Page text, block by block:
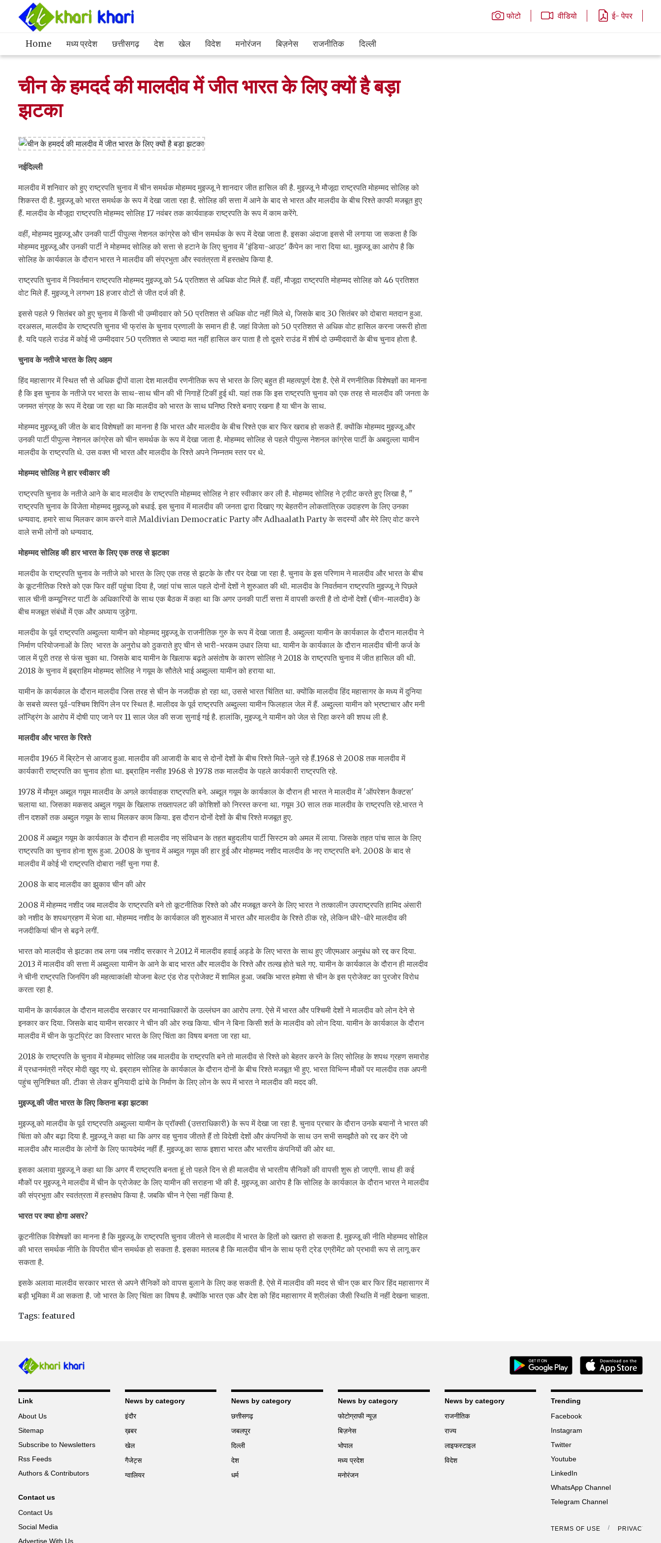
फोटो वीडियो ई- पेपर
Home मध्य प्रदेश छत्तीसगढ़ देश खेल विदेश मनोरंजन बिज़नेस राजनीतिक दिल्ली
चीन के हमदर्द की मालदीव में जीत भारत के लिए क्यों है बड़ा
झटका
नईदिल्ली
मालदीव में शनिवार को हुए राष्ट्रपति चुनाव में चीन समर्थक मोहम्मद मुइज्जू ने शानदार जीत हासिल की है. मुइज्जू ने मौजूदा राष्ट्रपति मोहम्मद सोलिह को
शिकस्त दी है. मुइज्जू को भारत समर्थक के रूप में देखा जाता रहा है. सोलिह की सत्ता में आने के बाद से भारत और मालदीव के बीच रिश्ते काफी मजबूत हुए
हैं. मालदीव के मौजूदा राष्ट्रपति मोहम्मद सोलिह 17 नवंबर तक कार्यवाहक राष्ट्रपति के रूप में काम करेंगे.
वहीं, मोहम्मद मुइज्जू और उनकी पार्टी पीपुल्स नेशनल कांग्रेस को चीन समर्थक के रूप में देखा जाता है. इसका अंदाजा इससे भी लगाया जा सकता है कि
मोहम्मद मुइज्जू और उनकी पार्टी ने मोहम्मद सोलिह को सत्ता से हटाने के लिए चुनाव में 'इंडिया-आउट' कैंपेन का नारा दिया था. मुइज्जू का आरोप है कि
सोलिह के कार्यकाल के दौरान भारत ने मालदीव की संप्रभुता और स्वतंत्रता में हस्तक्षेप किया है.
राष्ट्रपति चुनाव में निवर्तमान राष्ट्रपति मोहम्मद मुइज्जू को 54 प्रतिशत से अधिक वोट मिले हैं. वहीं, मौजूदा राष्ट्रपति मोहम्मद सोलिह को 46 प्रतिशत
वोट मिले हैं. मुइज्जू ने लगभग 18 हजार वोटों से जीत दर्ज की है.
इससे पहले 9 सितंबर को हुए चुनाव में किसी भी उम्मीदवार को 50 प्रतिशत से अधिक वोट नहीं मिले थे, जिसके बाद 30 सितंबर को दोबारा मतदान हुआ.
दरअसल, मालदीव के राष्ट्रपति चुनाव भी फ्रांस के चुनाव प्रणाली के समान ही है. जहां विजेता को 50 प्रतिशत से अधिक वोट हासिल करना जरूरी होता
है. यदि पहले राउंड में कोई भी उम्मीदवार 50 प्रतिशत से ज्यादा मत नहीं हासिल कर पाता है तो दूसरे राउंड में शीर्ष दो उम्मीदवारों के बीच चुनाव होता है.
चुनाव के नतीजे भारत के लिए अहम
हिंद महासागर में स्थित सौ से अधिक द्वीपों वाला देश मालदीव रणनीतिक रूप से भारत के लिए बहुत ही महत्वपूर्ण देश है. ऐसे में रणनीतिक विशेषज्ञों का मानना
है कि इस चुनाव के नतीजे पर भारत के साथ-साथ चीन की भी निगाहें टिकीं हुई थी. यहां तक कि इस राष्ट्रपति चुनाव को एक तरह से मालदीव की जनता के
जनमत संग्रह के रूप में देखा जा रहा था कि मालदीव को भारत के साथ घनिष्ठ रिश्ते बनाए रखना है या चीन के साथ.
मोहम्मद मुइज्जू की जीत के बाद विशेषज्ञों का मानना है कि भारत और मालदीव के बीच रिश्ते एक बार फिर खराब हो सकते हैं. क्योंकि मोहम्मद मुइज्जू और
उनकी पार्टी पीपुल्स नेशनल कांग्रेस को चीन समर्थक के रूप में देखा जाता है. मोहम्मद सोलिह से पहले पीपुल्स नेशनल कांग्रेस पार्टी के अबदुल्ला यामीन
मालदीव के राष्ट्रपति थे. उस वक्त भी भारत और मालदीव के रिश्ते अपने निम्नतम स्तर पर थे.
मोहम्मद सोलिह ने हार स्वीकार की
राष्ट्रपति चुनाव के नतीजे आने के बाद मालदीव के राष्ट्रपति मोहम्मद सोलिह ने हार स्वीकार कर ली है. मोहम्मद सोलिह ने ट्वीट करते हुए लिखा है, "
राष्ट्रपति चुनाव के विजेता मोहम्मद मुइज्जू को बधाई. इस चुनाव में मालदीव की जनता द्वारा दिखाए गए बेहतरीन लोकतांत्रिक उदाहरण के लिए उनका
धन्यवाद. हमारे साथ मिलकर काम करने वाले Maldivian Democratic Party और Adhaalath Party के सदस्यों और मेरे लिए वोट करने
वाले सभी लोगों को धन्यवाद.
मोहम्मद सोलिह की हार भारत के लिए एक तरह से झटका
मालदीव के राष्ट्रपति चुनाव के नतीजे को भारत के लिए एक तरह से झटके के तौर पर देखा जा रहा है. चुनाव के इस परिणाम ने मालदीव और भारत के बीच
के कूटनीतिक रिश्ते को एक फिर वहीं पहुंचा दिया है, जहां पांच साल पहले दोनों देशों ने शुरुआत की थी. मालदीव के निवर्तमान राष्ट्रपति मुइज्जू ने पिछले
साल चीनी कम्यूनिस्ट पार्टी के अधिकारियों के साथ एक बैठक में कहा था कि अगर उनकी पार्टी सत्ता में वापसी करती है तो दोनों देशों (चीन-मालदीव) के
बीच मजबूत संबंधों में एक और अध्याय जुड़ेगा.
मालदीव के पूर्व राष्ट्रपति अब्दुल्ला यामीन को मोहम्मद मुइज्जू के राजनीतिक गुरु के रूप में देखा जाता है. अब्दुल्ला यामीन के कार्यकाल के दौरान मालदीव ने
निर्माण परियोजनाओं के लिए भारत के अनुरोध को ठुकराते हुए चीन से भारी-भरकम उधार लिया था. यामीन के कार्यकाल के दौरान मालदीव चीनी कर्ज के
जाल में पूरी तरह से फंस चुका था. जिसके बाद यामीन के खिलाफ बढ़ते असंतोष के कारण सोलिह ने 2018 के राष्ट्रपति चुनाव में जीत हासिल की थी.
2018 के चुनाव में इब्राहिम मोहम्मद सोलिह ने गयूम के सौतेले भाई अब्दुल्ला यामीन को हराया था.
यामीन के कार्यकाल के दौरान मालदीव जिस तरह से चीन के नजदीक हो रहा था, उससे भारत चिंतित था. क्योंकि मालदीव हिंद महासागर के मध्य में दुनिया
के सबसे व्यस्त पूर्व-पश्चिम शिपिंग लेन पर स्थित है. मालीदव के पूर्व राष्ट्रपति अब्दुल्ला यामीन फिलहाल जेल में हैं. अब्दुल्ला यामीन को भ्रष्टाचार और मनी
लॉन्ड्रिंग के आरोप में दोषी पाए जाने पर 11 साल जेल की सजा सुनाई गई है. हालांकि, मुइज्जू ने यामीन को जेल से रिहा करने की शपथ ली है.
मालदीव और भारत के रिश्ते
मालदीव 1965 में ब्रिटेन से आजाद हुआ. मालदीव की आजादी के बाद से दोनों देशों के बीच रिश्ते मिले-जुले रहे हैं.1968 से 2008 तक मालदीव में
कार्यकारी राष्ट्रपति का चुनाव होता था. इब्राहिम नसीह 1968 से 1978 तक मालदीव के पहले कार्यकारी राष्ट्रपति रहे.
1978 में मौमून अब्दूल गयूम मालदीव के अगले कार्यवाहक राष्ट्रपति बने. अब्दूल गयूम के कार्यकाल के दौरान ही भारत ने मालदीव में 'ऑपरेशन कैक्टस'
चलाया था. जिसका मकसद अब्दुल गयूम के खिलाफ तख्तापलट की कोशिशों को निरस्त करना था. गयूम 30 साल तक मालदीव के राष्ट्रपति रहे.भारत ने
तीन दशकों तक अब्दुल गयूम के साथ मिलकर काम किया. इस दौरान दोनों देशों के बीच रिश्ते मजबूत हुए.
2008 में अब्दूल गयूम के कार्यकाल के दौरान ही मालदीव नए संविधान के तहत बहुदलीय पार्टी सिस्टम को अमल में लाया. जिसके तहत पांच साल के लिए
राष्ट्रपति का चुनाव होना शुरू हुआ. 2008 के चुनाव में अब्दुल गयूम की हार हुई और मोहम्मद नशीद मालदीव के नए राष्ट्रपति बने. 2008 के बाद से
मालदीव में कोई भी राष्ट्रपति दोबारा नहीं चुना गया है.
2008 के बाद मालदीव का झुकाव चीन की ओर
2008 में मोहम्मद नशीद जब मालदीव के राष्ट्रपति बने तो कूटनीतिक रिश्ते को और मजबूत करने के लिए भारत ने तत्कालीन उपराष्ट्रपति हामिद अंसारी
को नशीद के शपथग्रहण में भेजा था. मोहम्मद नशीद के कार्यकाल की शुरुआत में भारत और मालदीव के रिश्ते ठीक रहे, लेकिन धीरे-धीरे मालदीव की
नजदीकियां चीन से बढ़ने लगीं.
भारत को मालदीव से झटका तब लगा जब नशीद सरकार ने 2012 में मालदीव हवाई अड्डे के लिए भारत के साथ हुए जीएमआर अनुबंध को रद्द कर दिया.
2013 में मालदीव की सत्ता में अब्दुल्ला यामीन के आने के बाद भारत और मालदीव के रिश्ते और तल्ख होते चले गए. यामीन के कार्यकाल के दौरान ही मालदीव
ने चीनी राष्ट्रपति जिनपिंग की महत्वाकांक्षी योजना बेल्ट एंड रोड प्रोजेक्ट में शामिल हुआ. जबकि भारत हमेशा से चीन के इस प्रोजेक्ट का पुरजोर विरोध
करता रहा है.
यामीन के कार्यकाल के दौरान मालदीव सरकार पर मानवाधिकारों के उल्लंघन का आरोप लगा. ऐसे में भारत और पश्चिमी देशों ने मालदीव को लोन देने से
इनकार कर दिया. जिसके बाद यामीन सरकार ने चीन की ओर रुख किया. चीन ने बिना किसी शर्त के मालदीव को लोन दिया. यामीन के कार्यकाल के दौरान
मालदीव में चीन के फुटप्रिंट का विस्तार भारत के लिए चिंता का विषय बनता जा रहा था.
2018 के राष्ट्रपति के चुनाव में मोहम्मद सोलिह जब मालदीव के राष्ट्रपति बने तो मालदीव से रिश्ते को बेहतर करने के लिए सोलिह के शपथ ग्रहण समारोह
में प्रधानमंत्री नरेंद्र मोदी खुद गए थे. इब्राहम सोलिह के कार्यकाल के दौरान दोनों के बीच रिश्ते मजबूत भी हुए. भारत विभिन्न मौकों पर मालदीव तक अपनी
पहुंच सुनिश्चित की. टीका से लेकर बुनियादी ढांचे के निर्माण के लिए लोन के रूप में भारत ने मालदीव की मदद की.
मुइज्जू की जीत भारत के लिए कितना बड़ा झटका
मुइज्जू को मालदीव के पूर्व राष्ट्रपति अब्दुल्ला यामीन के प्रॉक्सी (उत्तराधिकारी) के रूप में देखा जा रहा है. चुनाव प्रचार के दौरान उनके बयानों ने भारत की
चिंता को और बढ़ा दिया है. मुइज्जू ने कहा था कि अगर वह चुनाव जीतते हैं तो विदेशी देशों और कंपनियों के साथ उन सभी समझौते को रद्द कर देंगे जो
मालदीव और मालदीव के लोगों के लिए फायदेमंद नहीं हैं. मुइज्जू का साफ इशारा भारत और भारतीय कंपनियों की ओर था.
इसका अलावा मुइज्जू ने कहा था कि अगर मैं राष्ट्रपति बनता हूं तो पहले दिन से ही मालदीव से भारतीय सैनिकों की वापसी शुरू हो जाएगी. साथ ही कई
मौकों पर मुइज्जू ने मालदीव में चीन के प्रोजेक्ट के लिए यामीन की सराहना भी की है. मुइज्जू का आरोप है कि सोलिह के कार्यकाल के दौरान भारत ने मालदीव
की संप्रभुता और स्वतंत्रता में हस्तक्षेप किया है. जबकि चीन ने ऐसा नहीं किया है.
भारत पर क्या होगा असर?
कूटनीतिक विशेषज्ञों का मानना है कि मुइज्जू के राष्ट्रपति चुनाव जीतने से मालदीव में भारत के हितों को खतरा हो सकता है. मुइज्जू की नीति मोहम्मद सोहिल
की भारत समर्थक नीति के विपरीत चीन समर्थक हो सकता है. इसका मतलब है कि मालदीव चीन के साथ फ्री ट्रेड एग्रीमेंट को प्रभावी रूप से लागू कर
सकता है.
इसके अलावा मालदीव सरकार भारत से अपने सैनिकों को वापस बुलाने के लिए कह सकती है. ऐसे में मालदीव की मदद से चीन एक बार फिर हिंद महासागर में
बड़ी भूमिका में आ सकता है. जो भारत के लिए चिंता का विषय है. क्योंकि भारत एक और देश को हिंद महासागर में श्रीलंका जैसी स्थिति में नहीं देखना चाहता.
Tags: featured
Link
About Us
Sitemap
Subscribe to Newsletters
Rss Feeds
Authors & Contributors
Contact us
Contact Us
Social Media
Advertise With Us
News by category
इंदौर
ख़बर
खेल
गैजेट्स
ग्वालियर
News by category
छत्तीसगढ़
जबलपुर
दिल्ली
देश
धर्म
News by category
फोटोग्राफी न्यूज़
बिज़नेस
भोपाल
मध्य प्रदेश
मनोरंजन
News by category
राजनीतिक
राज्य
लाइफस्टाइल
विदेश
Trending
Facebook
Instagram
Twitter
Youtube
LinkedIn
WhatsApp Channel
Telegram Channel
TERMS OF USE PRIVACY